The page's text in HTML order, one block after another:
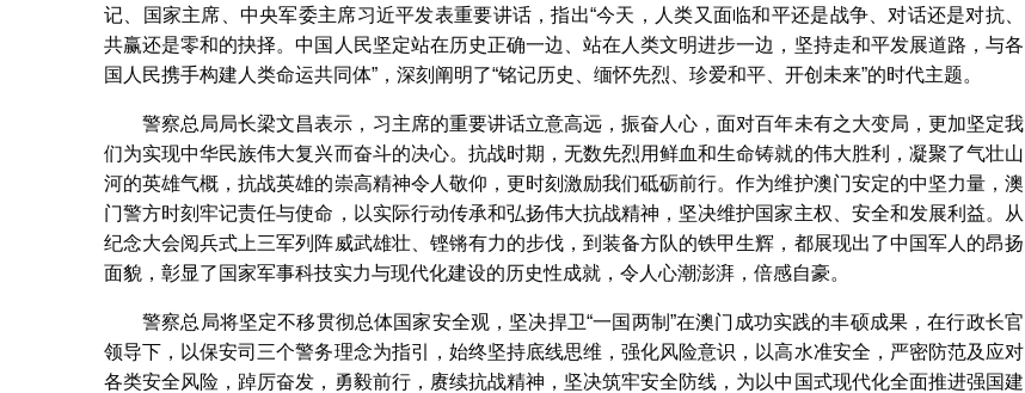
记、国家主席、中央军委主席习近平发表重要讲话，指出“今天，人类又面临和平还是战争、对话还是对抗、
共赢还是零和的抉择。中国人民坚定站在历史正确一边、站在人类文明进步一边，坚持走和平发展道路，与各
国人民携手构建人类命运共同体”，深刻阐明了“铭记历史、缅怀先烈、珍爱和平、开创未来”的时代主题。
警察总局局长梁文昌表示，习主席的重要讲话立意高远，振奋人心，面对百年未有之大变局，更加坚定我
们为实现中华民族伟大复兴而奋斗的决心。抗战时期，无数先烈用鲜血和生命铸就的伟大胜利，凝聚了气壮山
河的英雄气概，抗战英雄的崇高精神令人敬仰，更时刻激励我们砥砺前行。作为维护澳门安定的中坚力量，澳
门警方时刻牢记责任与使命，以实际行动传承和弘扬伟大抗战精神，坚决维护国家主权、安全和发展利益。从
纪念大会阅兵式上三军列阵威武雄壮、铿锵有力的步伐，到装备方队的铁甲生辉，都展现出了中国军人的昂扬
面貌，彰显了国家军事科技实力与现代化建设的历史性成就，令人心潮澎湃，倍感自豪。
警察总局将坚定不移贯彻总体国家安全观，坚决捍卫“一国两制”在澳门成功实践的丰硕成果，在行政长官
领导下，以保安司三个警务理念为指引，始终坚持底线思维，强化风险意识，以高水准安全，严密防范及应对
各类安全风险，踔厉奋发，勇毅前行，赓续抗战精神，坚决筑牢安全防线，为以中国式现代化全面推进强国建